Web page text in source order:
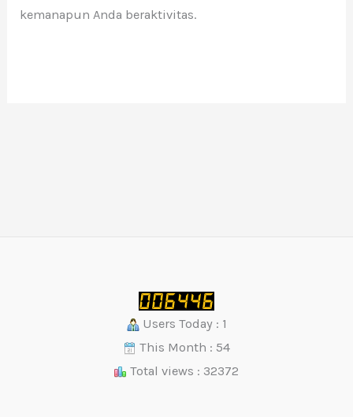
kemanapun Anda beraktivitas.
Users Today : 1
This Month : 54
Total views : 32372